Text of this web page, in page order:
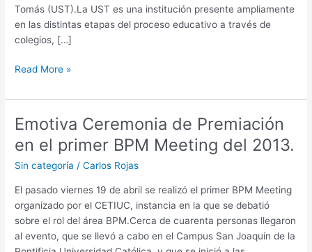
Tomás (UST).La UST es una institución presente ampliamente
en las distintas etapas del proceso educativo a través de
colegios, […]
Read More »
Emotiva Ceremonia de Premiación
en el primer BPM Meeting del 2013.
Sin categoría /Carlos Rojas
El pasado viernes 19 de abril se realizó el primer BPM Meeting
organizado por el CETIUC, instancia en la que se debatió
sobre el rol del área BPM.Cerca de cuarenta personas llegaron
al evento, que se llevó a cabo en el Campus San Joaquín de la
Emotiva
Ceremonia
de
Premiación
primer